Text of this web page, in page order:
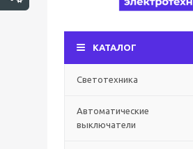
КАТАЛОГ
Светотехника
Автоматические
выключатели